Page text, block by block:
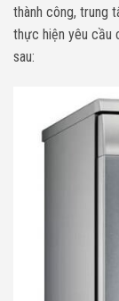
thành công, trung
thực hiện yêu cầu
sau: